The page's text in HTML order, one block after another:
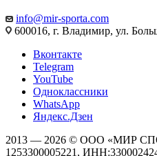
info@mir-sporta.com
600016, г. Владимир, ул.
Вконтакте
Telegram
YouTube
Одноклассники
WhatsApp
Яндекс.Дзен
2013 — 2026 © ООО «МИР
1253300005221,